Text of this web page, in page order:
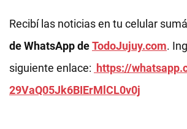
Recibí las noticias en tu celular
de WhatsApp deTodoJujuy.com.
siguiente enlace: https://
29VaQ05Jk6BIErMlCL0v0j